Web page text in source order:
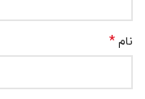
نام *